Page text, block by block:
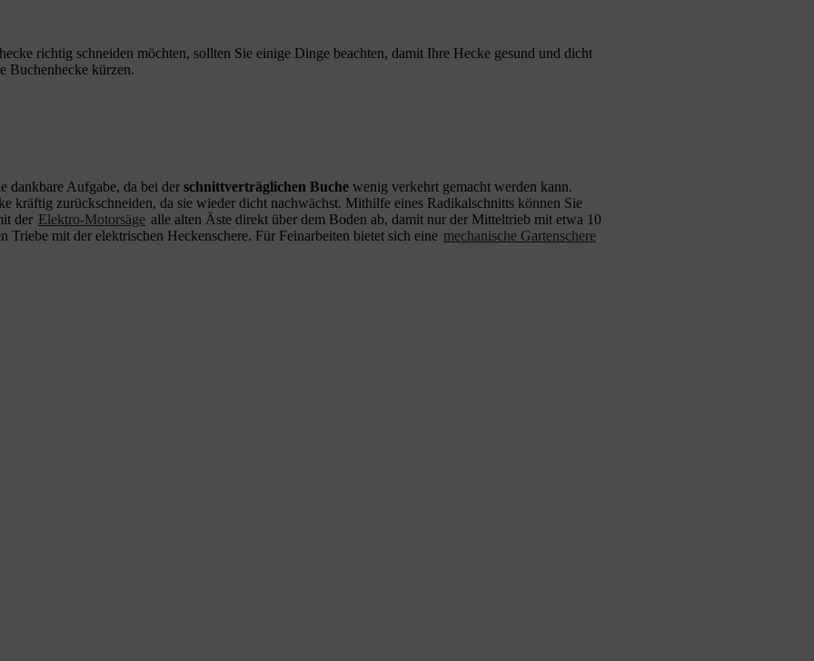
richtig schneiden möchten, sollten Sie einige Dinge beachten, damit Ihre Hecke gesund und dicht
Buchenhecke kürzen.
dankbare Aufgabe, da bei der schnittverträglichen Buche wenig verkehrt gemacht werden kann.
kräftig zurückschneiden, da sie wieder dicht nachwächst. Mithilfe eines Radikalschnitts können Sie
der Elektro-Motorsäge alle alten Äste direkt über dem Boden ab, damit nur der Mitteltrieb mit etwa 10
mit der elektrischen Heckenschere. Für Feinarbeiten bietet sich eine mechanische Gartenschere